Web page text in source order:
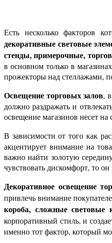
Есть несколько факторов
декоративные световые
стенды, примерочные,
в основном только в
прожекторы над стеллажами,
Освещение торговых залов,
должно раздражать и
освещение магазинов несет
В зависимости от того как
акцентирует внимание на
важно найти золотую
чувствовать дискомфорт, то он
Декоративное освещение
привлечь внимание
короба, сложные световые
корпоративный стиль, и
именно тот фактор, который